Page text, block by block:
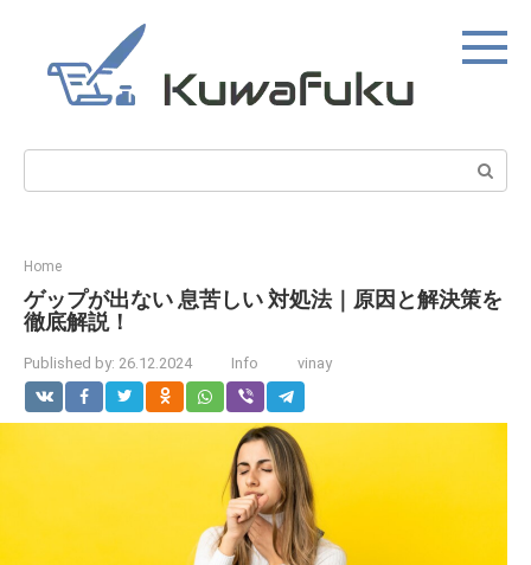
content
Search:
Home
ゲップが出ない 息苦しい 対処法｜原因と解決策を
徹底解説！
Published by: 26.12.2024 Info vinay